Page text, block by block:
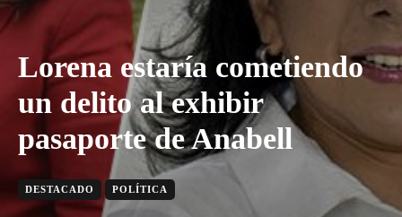
Lorena estaría cometiendo
un delito al exhibir
pasaporte de Anabell
DESTACADO POLÍTICA